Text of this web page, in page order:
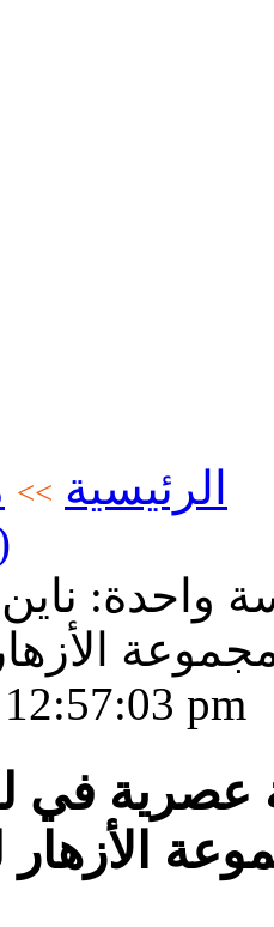
الرئيسية >>
(اضف
واحدة:
الأزهار
pm
الأزهار